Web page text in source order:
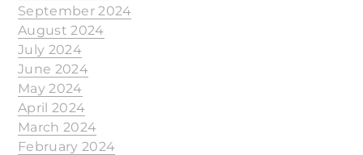
September 2024
August 2024
July 2024
June 2024
May 2024
April 2024
March 2024
February 2024